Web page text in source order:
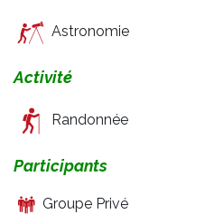
Astronomie
Activité
Randonnée
Participants
Groupe Privé